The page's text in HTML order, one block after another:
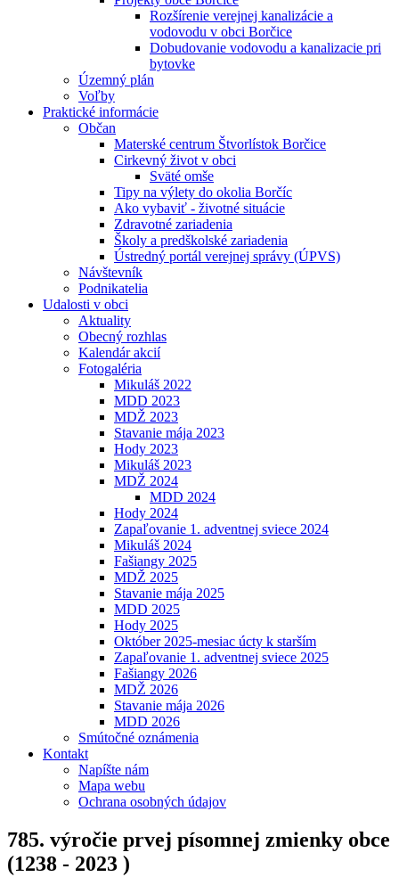
Rozšírenie verejnej kanalizácie a
vodovodu v obci Borčice
Dobudovanie vodovodu a kanalizacie pri
bytovke
Územný plán
Voľby
Praktické informácie
Občan
Materské centrum Štvorlístok Borčice
Cirkevný život v obci
Sväté omše
Tipy na výlety do okolia Borčíc
Ako vybaviť - životné situácie
Zdravotné zariadenia
Školy a predškolské zariadenia
Ústredný portál verejnej správy (ÚPVS)
Návštevník
Podnikatelia
Udalosti v obci
Aktuality
Obecný rozhlas
Kalendár akcií
Fotogaléria
Mikuláš 2022
MDD 2023
MDŽ 2023
Stavanie mája 2023
Hody 2023
Mikuláš 2023
MDŽ 2024
MDD 2024
Hody 2024
Zapaľovanie 1. adventnej sviece 2024
Mikuláš 2024
Fašiangy 2025
MDŽ 2025
Stavanie mája 2025
MDD 2025
Hody 2025
Október 2025-mesiac úcty k starším
Zapaľovanie 1. adventnej sviece 2025
Fašiangy 2026
MDŽ 2026
Stavanie mája 2026
MDD 2026
Smútočné oznámenia
Kontakt
Napíšte nám
Mapa webu
Ochrana osobných údajov
785. výročie prvej písomnej zmienky obce
(1238 - 2023 )